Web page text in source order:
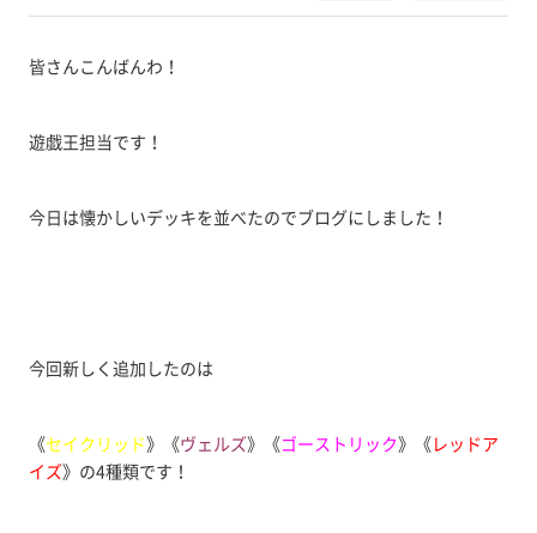
皆さんこんばんわ！
遊戯王担当です！
今日は懐かしいデッキを並べたのでブログにしました！
今回新しく追加したのは
《セイクリッド》《ヴェルズ》《ゴーストリック》《レッドア
イズ》の4種類です！